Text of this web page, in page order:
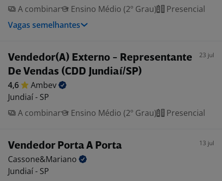
A combinar
Ensino Médio (2º Grau)
Presencial
Vagas semelhantes
Vendedor(A) Externo - Representante
De Vendas (CDD Jundiaí/SP)
23 jul
4,6
Ambev
Jundiaí - SP
A combinar
Ensino Médio (2º Grau) Presencial
Vendedor Porta A Porta 13 jul
Cassone&Mariano
Jundiaí - SP